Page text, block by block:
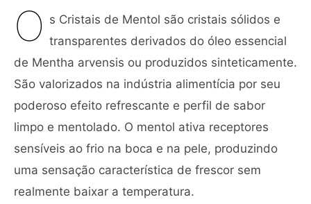
O s Cristais de Mentol são cristais sólidos e
transparentes derivados do óleo essencial
de Mentha arvensis ou produzidos sinteticamente.
São valorizados na indústria alimentícia por seu
poderoso efeito refrescante e perfil de sabor
limpo e mentolado. O mentol ativa receptores
sensíveis ao frio na boca e na pele, produzindo
uma sensação característica de frescor sem
realmente baixar a temperatura.